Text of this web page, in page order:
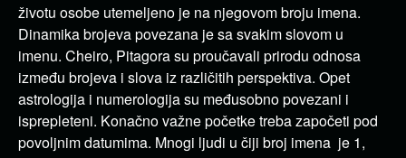
životu osobe utemeljeno je na njegovom broju imena.
Dinamika brojeva povezana je sa svakim slovom u
imenu. Cheiro, Pitagora su proučavali prirodu odnosa
između brojeva i slova iz različitih perspektiva. Opet
astrologija i numerologija su međusobno povezani i
isprepleteni. Konačno važne početke treba započeti pod
povoljnim datumima. Mnogi ljudi u čiji broj imena je 1,